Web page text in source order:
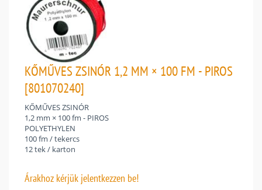
KŐMŰVES ZSINÓR 1,2 MM × 100 FM - PIROS
[801070240]
KŐMŰVES ZSINÓR
1,2 mm × 100 fm - PIROS
POLYETHYLEN
100 fm / tekercs
12 tek / karton
Árakhoz kérjük jelentkezzen be!